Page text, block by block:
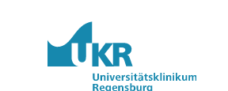
Springe zum Hauptinhalt